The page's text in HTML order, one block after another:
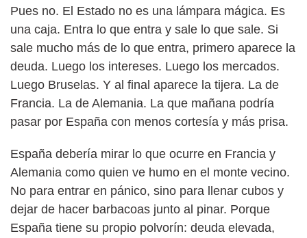
Pues no. El Estado no es una lámpara mágica. Es
una caja. Entra lo que entra y sale lo que sale. Si
sale mucho más de lo que entra, primero aparece la
deuda. Luego los intereses. Luego los mercados.
Luego Bruselas. Y al final aparece la tijera. La de
Francia. La de Alemania. La que mañana podría
pasar por España con menos cortesía y más prisa.
España debería mirar lo que ocurre en Francia y
Alemania como quien ve humo en el monte vecino.
No para entrar en pánico, sino para llenar cubos y
dejar de hacer barbacoas junto al pinar. Porque
España tiene su propio polvorín: deuda elevada,